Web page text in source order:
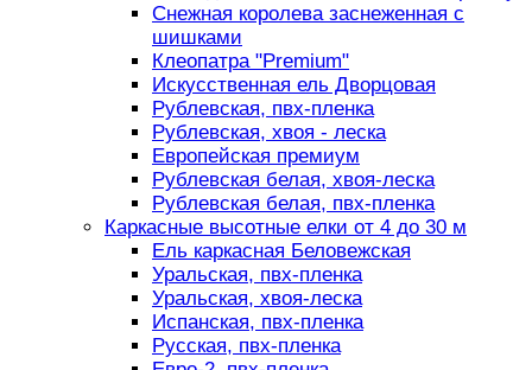
Снежная королева заснеженная с
шишками
Клеопатра "Premium"
Искусственная ель Дворцовая
Рублевская, пвх-пленка
Рублевская, хвоя - леска
Европейская премиум
Рублевская белая, хвоя-леска
Рублевская белая, пвх-пленка
Каркасные высотные елки от 4 до 30 м
Ель каркасная Беловежская
Уральская, пвх-пленка
Уральская, хвоя-леска
Испанская, пвх-пленка
Русская, пвх-пленка